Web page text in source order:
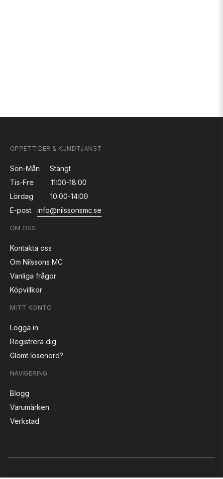
ÖPPETTIDER & KUNDTJÄNST
Sön-Mån
Stängt
Tis-Fre
11:00-18:00
Lördag
10:00-14:00
E-post
info@nilssonsmc.se
OM OSS
Kontakta oss
Om Nilssons MC
Vanliga frågor
Köpvillkor
MITT KONTO
Logga in
Registrera dig
Glömt lösenord?
NAVIGERING
Blogg
Varumärken
Verkstad